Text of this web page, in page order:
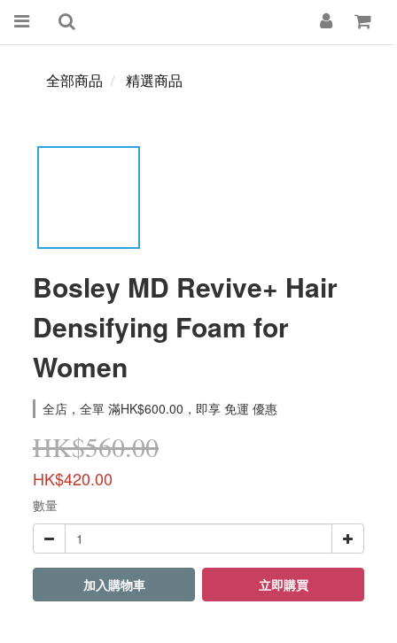
全部商品 精選商品
Bosley MD Revive+ Hair
Densifying Foam for
Women
全店，全單 滿HK$600.00，即享 免運 優惠
HK$560.00
HK$420.00
數量
加入購物車 立即購買